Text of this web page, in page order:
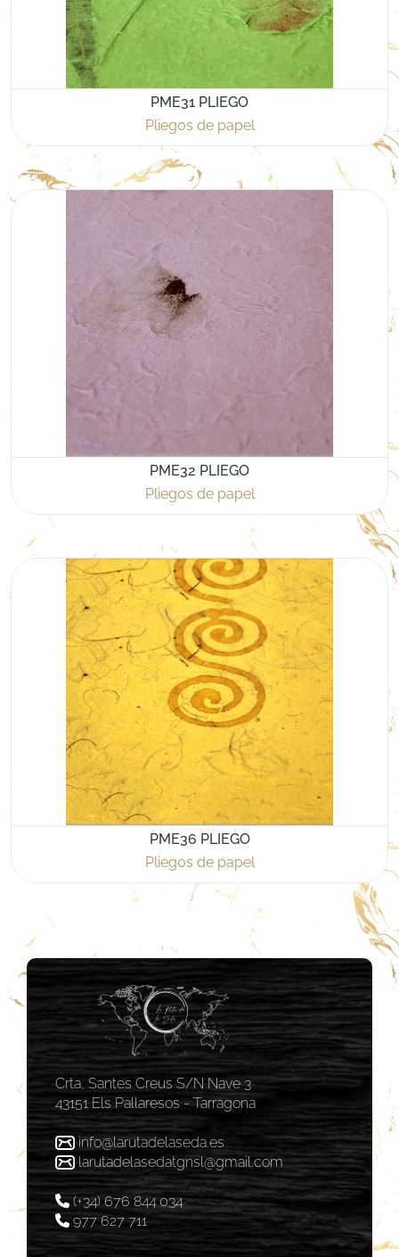
PME31 PLIEGO
Pliegos de papel
PME32 PLIEGO
Pliegos de papel
PME36 PLIEGO
Pliegos de papel
Crta, Santes Creus S/N Nave 3
43151 Els Pallaresos - Tarragona
info@larutadelaseda.es
larutadelasedatgnsl@gmail.com
(+34) 676 844 034
977 627 711